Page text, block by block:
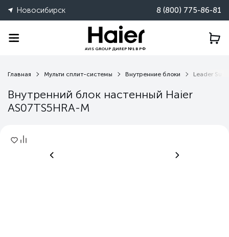
Новосибирск 8 (800) 775-86-81
AVIS GROUP ДИЛЕР №1 В РФ
Главная Мульти сплит-системы Внутренние блоки Leader
Внутренний блок настенный Haier
AS07TS5HRA-M